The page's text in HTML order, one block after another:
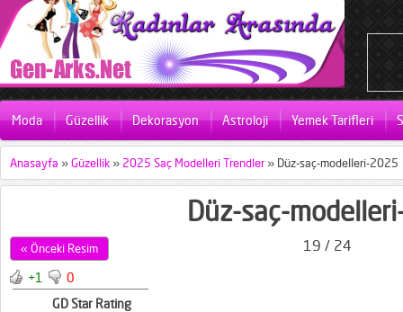
Moda Güzellik Dekorasyon Astroloji Yemek Tarifleri
Anasayfa »Güzellik » 2025 Saç Modelleri Trendler » Düz-saç-modelleri-2025
Düz-saç-
« Önceki Resim 19 / 24
+1
0
GD Star Rating